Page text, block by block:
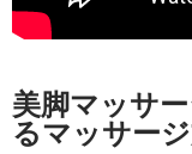
美脚マッサ
るマッサー